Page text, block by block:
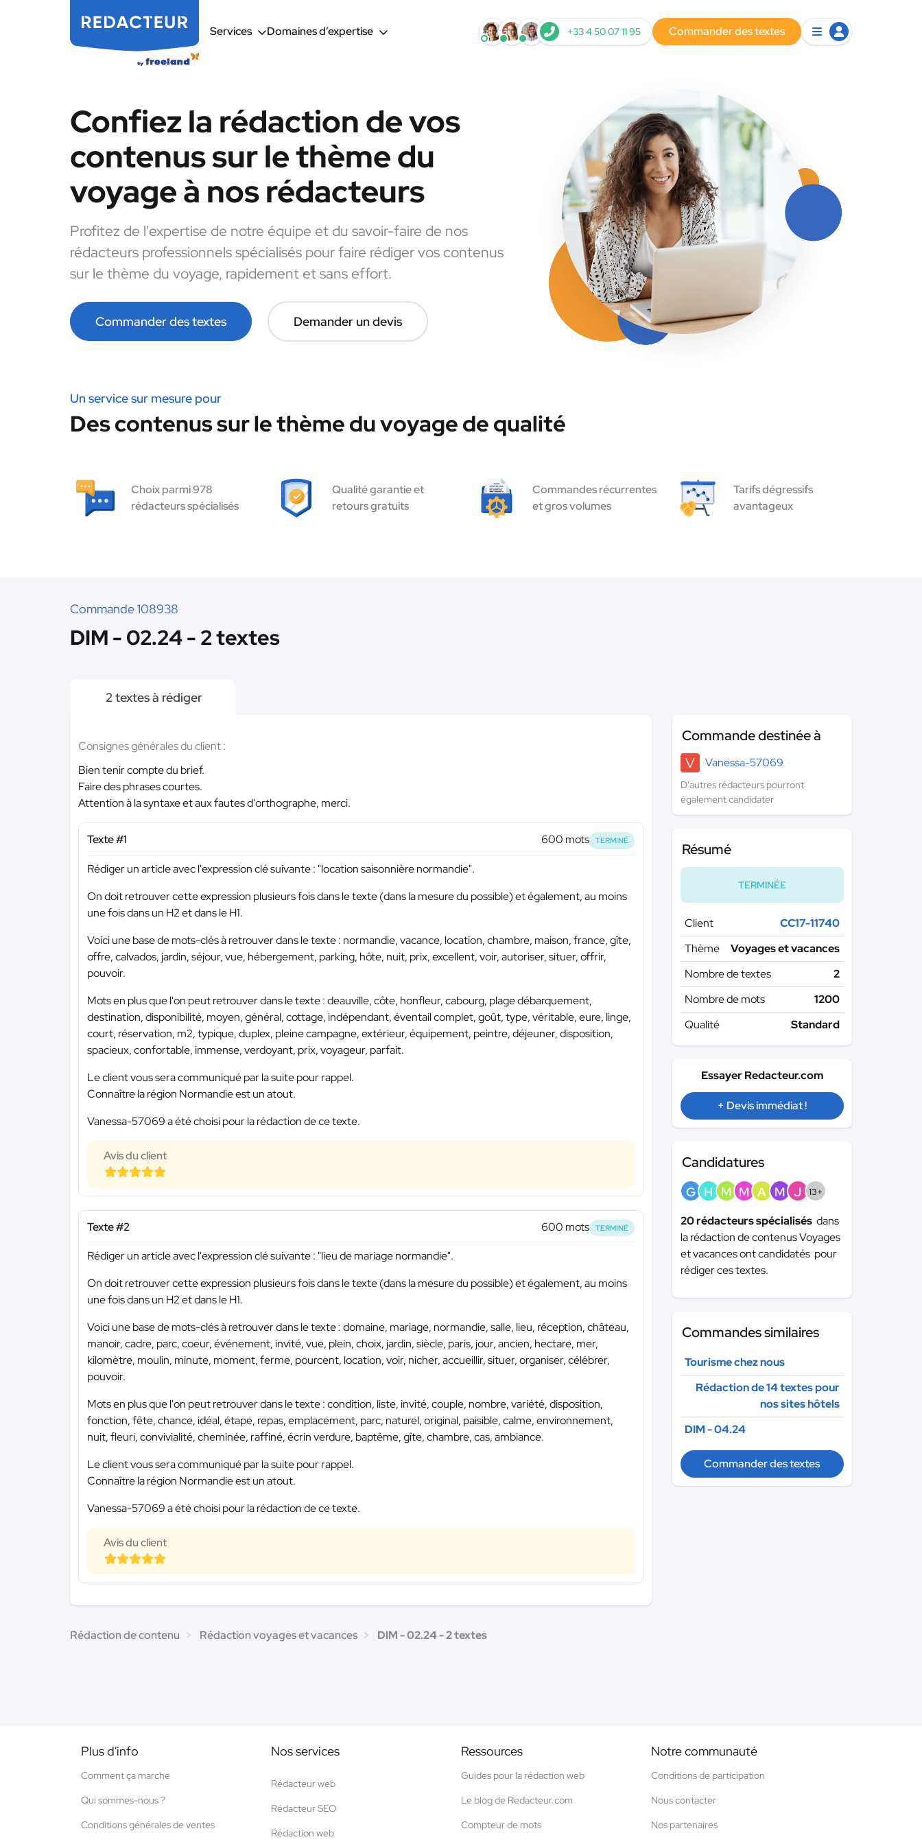
Services Domaines d’expertise +33 4 50 07 11 95 Commander des textes
Confiez la rédaction de vos
contenus sur le thème du
voyage à nos rédacteurs
Profitez de l'expertise de notre équipe et du savoir-faire de nos
rédacteurs professionnels spécialisés pour faire rédiger vos contenus
sur le thème du voyage, rapidement et sans effort.
Commander des textes Demander un devis
Un service sur mesure pour
Des contenus sur le thème du voyage de qualité
Choix parmi 978
rédacteurs spécialisés
Qualité garantie et
retours gratuits
Commandes récurrentes
et gros volumes
Tarifs dégressifs
avantageux
Commande 108938
DIM - 02.24 - 2 textes
2 textes à rédiger
Consignes générales du client :
Bien tenir compte du brief.
Faire des phrases courtes.
Attention à la syntaxe et aux fautes d'orthographe, merci.
Texte #1 600 mots TERMINÉ
Rédiger un article avec l'expression clé suivante : "location saisonnière normandie".
On doit retrouver cette expression plusieurs fois dans le texte (dans la mesure du possible) et également, au moins
une fois dans un H2 et dans le H1.
Voici une base de mots-clés à retrouver dans le texte : normandie, vacance, location, chambre, maison, france, gîte,
offre, calvados, jardin, séjour, vue, hébergement, parking, hôte, nuit, prix, excellent, voir, autoriser, situer, offrir,
pouvoir.
Mots en plus que l'on peut retrouver dans le texte : deauville, côte, honfleur, cabourg, plage débarquement,
destination, disponibilité, moyen, général, cottage, indépendant, éventail complet, goût, type, véritable, eure, linge,
court, réservation, m2, typique, duplex, pleine campagne, extérieur, équipement, peintre, déjeuner, disposition,
spacieux, confortable, immense, verdoyant, prix, voyageur, parfait.
Le client vous sera communiqué par la suite pour rappel.
Connaître la région Normandie est un atout.
Vanessa-57069 a été choisi pour la rédaction de ce texte.
Avis du client
Texte #2 600 mots TERMINÉ
Rédiger un article avec l'expression clé suivante : "lieu de mariage normandie".
On doit retrouver cette expression plusieurs fois dans le texte (dans la mesure du possible) et également, au moins
une fois dans un H2 et dans le H1.
Voici une base de mots-clés à retrouver dans le texte : domaine, mariage, normandie, salle, lieu, réception, château,
manoir, cadre, parc, coeur, événement, invité, vue, plein, choix, jardin, siècle, paris, jour, ancien, hectare, mer,
kilomètre, moulin, minute, moment, ferme, pourcent, location, voir, nicher, accueillir, situer, organiser, célébrer,
pouvoir.
Mots en plus que l'on peut retrouver dans le texte : condition, liste, invité, couple, nombre, variété, disposition,
fonction, fête, chance, idéal, étape, repas, emplacement, parc, naturel, original, paisible, calme, environnement,
nuit, fleuri, convivialité, cheminée, raffiné, écrin verdure, baptême, gîte, chambre, cas, ambiance.
Le client vous sera communiqué par la suite pour rappel.
Connaître la région Normandie est un atout.
Vanessa-57069 a été choisi pour la rédaction de ce texte.
Avis du client
Commande destinée à
V
Vanessa-57069
D'autres rédacteurs pourront
également candidater
Résumé
TERMINÉE
Client
CC17-11740
Thème
Voyages et vacances
Nombre de textes
2
Nombre de mots
1200
Qualité
Standard
Essayer Redacteur.com
+ Devis immédiat !
Candidatures
G H M M A M J 13+
20 rédacteurs spécialisés dans
la rédaction de contenus Voyages
et vacances ont candidatés pour
rédiger ces textes.
Commandes similaires
Tourisme chez nous
Rédaction de 14 textes pour
nos sites hôtels
DIM - 04.24
Commander des textes
Rédaction de contenu Rédaction voyages et vacances DIM - 02.24 - 2 textes
Plus d'info
Comment ça marche
Qui sommes-nous ?
Conditions générales de ventes
Nos services
Rédacteur web
Rédacteur SEO
Rédaction web
Ressources
Guides pour la rédaction web
Le blog de Redacteur.com
Compteur de mots
Notre communauté
Conditions de participation
Nous contacter
Nos partenaires